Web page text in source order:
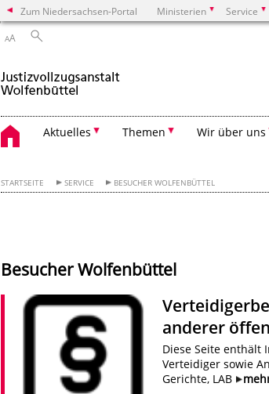
Zum Niedersachsen-Portal Ministerien Service
AA
Aktuelles Themen Wir über uns
STARTSEITE SERVICE BESUCHER WOLFENBÜTTEL
Besucher Wolfenbüttel
anderer
Diese Seite enthält
Verteidiger sowie
Gerichte, LAB